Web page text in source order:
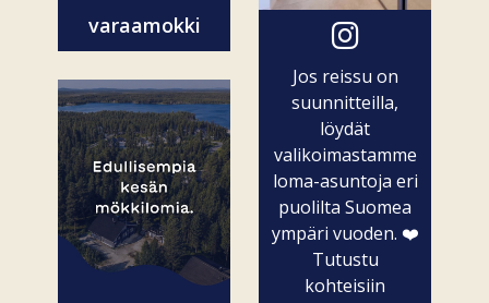
varaamokki
Jos reissu on
suunnitteilla,
löydät
valikoimastamme
loma-asuntoja eri
puolilta Suomea
ympäri vuoden. ❤️
Tutustu
kohteisiin